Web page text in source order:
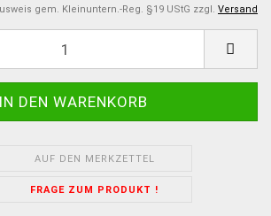
gem. Kleinuntern.-Reg. §19 UStG zzgl. Versand
AUF DEN MERKZETTEL
FRAGE ZUM PRODUKT !